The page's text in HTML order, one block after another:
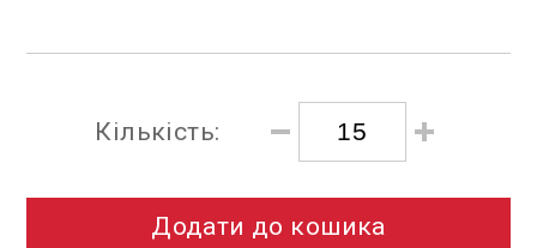
Кількість:
Додати до кошика